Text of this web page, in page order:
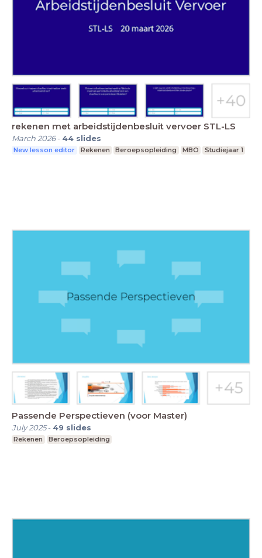
rekenen met arbeidstijdenbesluit vervoer STL-LS
March 2026- 44 slides
New lesson editor Rekenen Beroepsopleiding MBO Studiejaar 1
Passende Perspectieven (voor Master)
July 2025- 49 slides
Rekenen Beroepsopleiding